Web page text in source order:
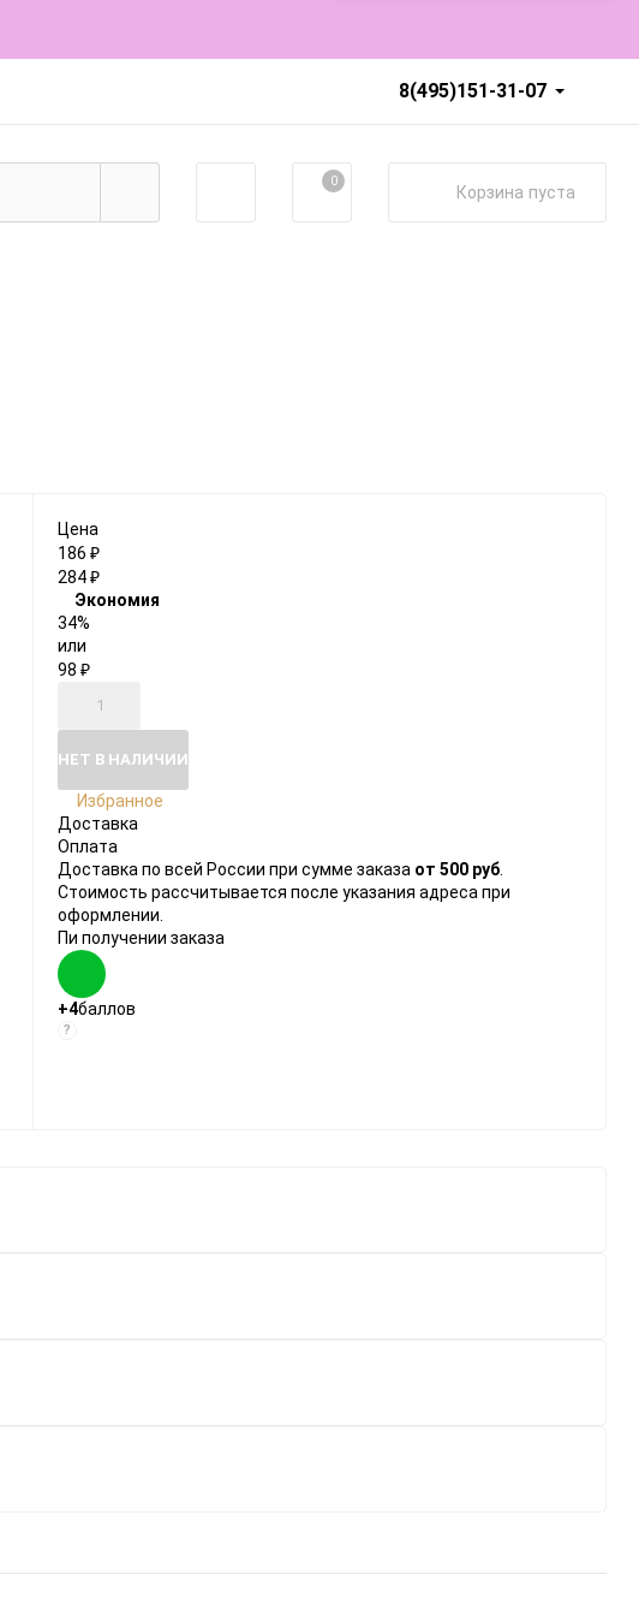
8(495)151-31-07
0
Корзина пуста
Цена
186 ₽
284₽
Экономия
34%
или
98 ₽
НЕТ В НАЛИЧИИ
Избранное
Доставка
Оплата
Доставка по всей России при сумме заказа от 500 руб
Стоимость рассчитывается после указания адреса при
оформлении.
Пи получении заказа
+4баллов
?